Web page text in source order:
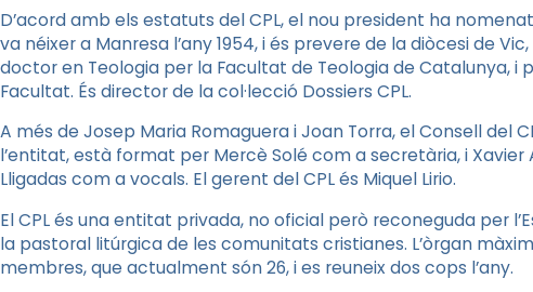
D’acord amb els estatuts del CPL, el nou president ha
va néixer a Manresa l’any 1954, i és prevere de la diòcesi de
doctor en Teologia per la Facultat de Teologia de Catalunya,
Facultat. És director de la col·lecció Dossiers CPL.
A més de Josep Maria Romaguera i Joan Torra, el Consell del
l’entitat, està format per Mercè Solé com a secretària, i
Lligadas com a vocals. El gerent del CPL és Miquel Lirio.
El CPL és una entitat privada, no oficial però reconeguda per
la pastoral litúrgica de les comunitats cristianes. L’òrgan
membres, que actualment són 26, i es reuneix dos cops l’any.